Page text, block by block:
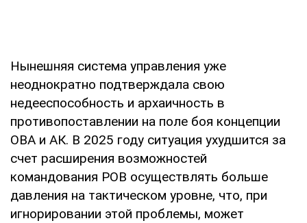
Нынешняя система управления уже
неоднократно подтверждала свою
недееспособность и архаичность в
противопоставлении на поле боя концепции
ОВА и АК. В 2025 году ситуация ухудшится за
счет расширения возможностей
командования РОВ осуществлять больше
давления на тактическом уровне, что, при
игнорировании этой проблемы, может